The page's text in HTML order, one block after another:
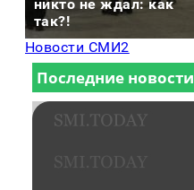
никто не ждал: как
так?!
Новости СМИ2